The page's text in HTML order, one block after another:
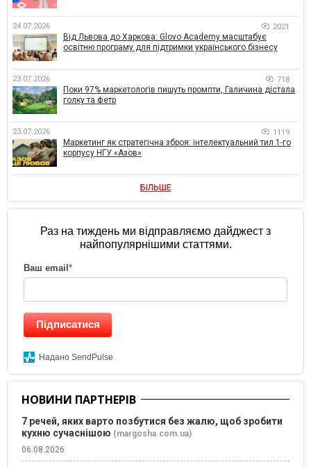
24.07.2026 2021
Від Львова до Харкова: Glovo Academy масштабує
освітню програму для підтримки українського бізнесу
23.07.2026 718
Поки 97% маркетологів пишуть промпти, Галичина дістала
голку та фетр
23.07.2026 1119
Маркетинг як стратегічна зброя: інтелектуальний тил 1-го
корпусу НГУ «Азов»
БІЛЬШЕ
Раз на тиждень ми відправляємо дайджест з
найпопулярнішими статтями.
Ваш email *
Підписатися
Надано SendPulse
НОВИНИ ПАРТНЕРІВ
7 речей, яких варто позбутися без жалю, щоб зробити
кухню сучаснішою (margosha.com.ua)
06.08.2026